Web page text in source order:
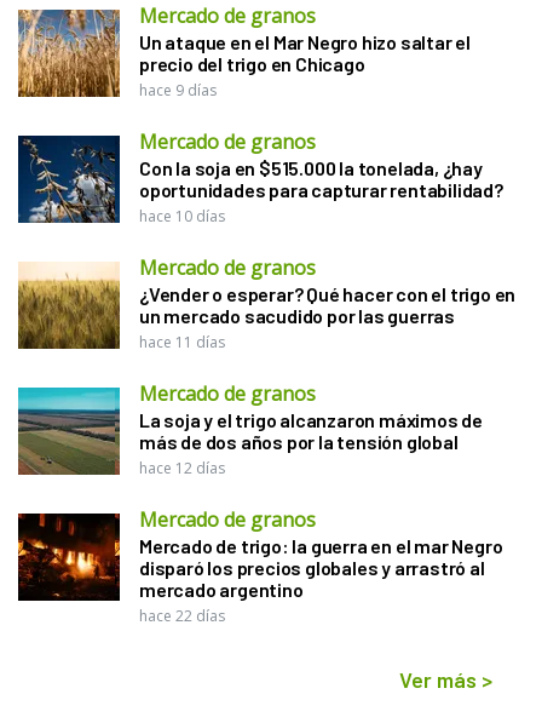
Mercado de granos
Un ataque en el Mar Negro hizo saltar el
precio del trigo en Chicago
hace 9 días
Mercado de granos
Con la soja en $515.000 la tonelada, ¿hay
oportunidades para capturar rentabilidad?
hace 10 días
Mercado de granos
¿Vender o esperar? Qué hacer con el trigo en
un mercado sacudido por las guerras
hace 11 días
Mercado de granos
La soja y el trigo alcanzaron máximos de
más de dos años por la tensión global
hace 12 días
Mercado de granos
Mercado de trigo: la guerra en el mar Negro
disparó los precios globales y arrastró al
mercado argentino
hace 22 días
Ver más >